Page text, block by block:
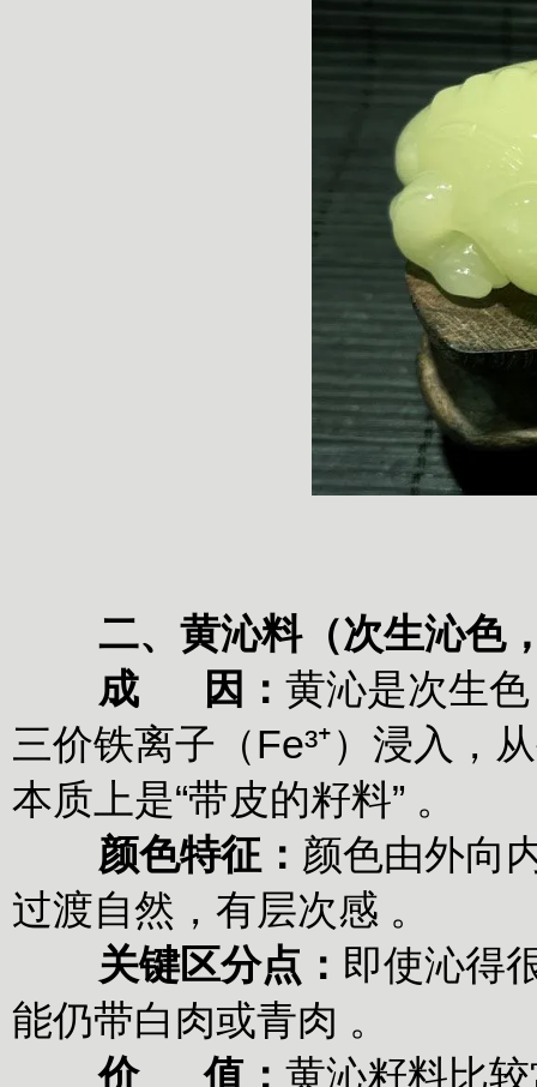
二、黄沁料（次生沁色
成 因‌： 黄沁是‌次生
三价铁离子（Fe³⁺）浸入，
本质上是“带皮的籽料” 。
颜色特征‌： 颜色‌由外向
过渡自然，有层次感 。
关键区分点‌： 即使沁得
能仍带白肉或青肉 。
‌价 值‌： 黄沁籽料比